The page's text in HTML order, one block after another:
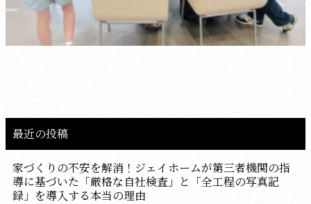
最近の投稿
家づくりの不安を解消！ジェイホームが第三者機関の指
導に基づいた「厳格な自社検査」と「全工程の写真記
録」を導入する本当の理由